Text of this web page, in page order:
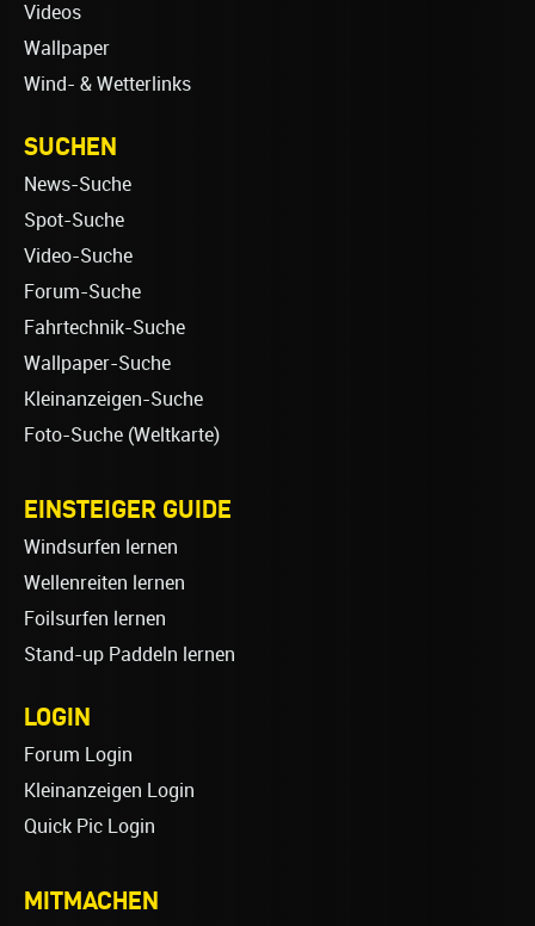
Videos
Wallpaper
Wind- & Wetterlinks
SUCHEN
News-Suche
Spot-Suche
Video-Suche
Forum-Suche
Fahrtechnik-Suche
Wallpaper-Suche
Kleinanzeigen-Suche
Foto-Suche (Weltkarte)
EINSTEIGER GUIDE
Windsurfen lernen
Wellenreiten lernen
Foilsurfen lernen
Stand-up Paddeln lernen
LOGIN
Forum Login
Kleinanzeigen Login
Quick Pic Login
MITMACHEN